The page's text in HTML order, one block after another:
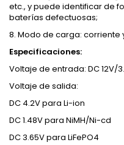
etc., y puede identificar de
baterías defectuosas;
8. Modo de carga: corriente
Especificaciones:
Voltaje de entrada: DC 12V/
Voltaje de salida:
DC 4.2V para Li-ion
DC 1.48V para NiMH/Ni-cd
DC 3.65V para LiFePO4